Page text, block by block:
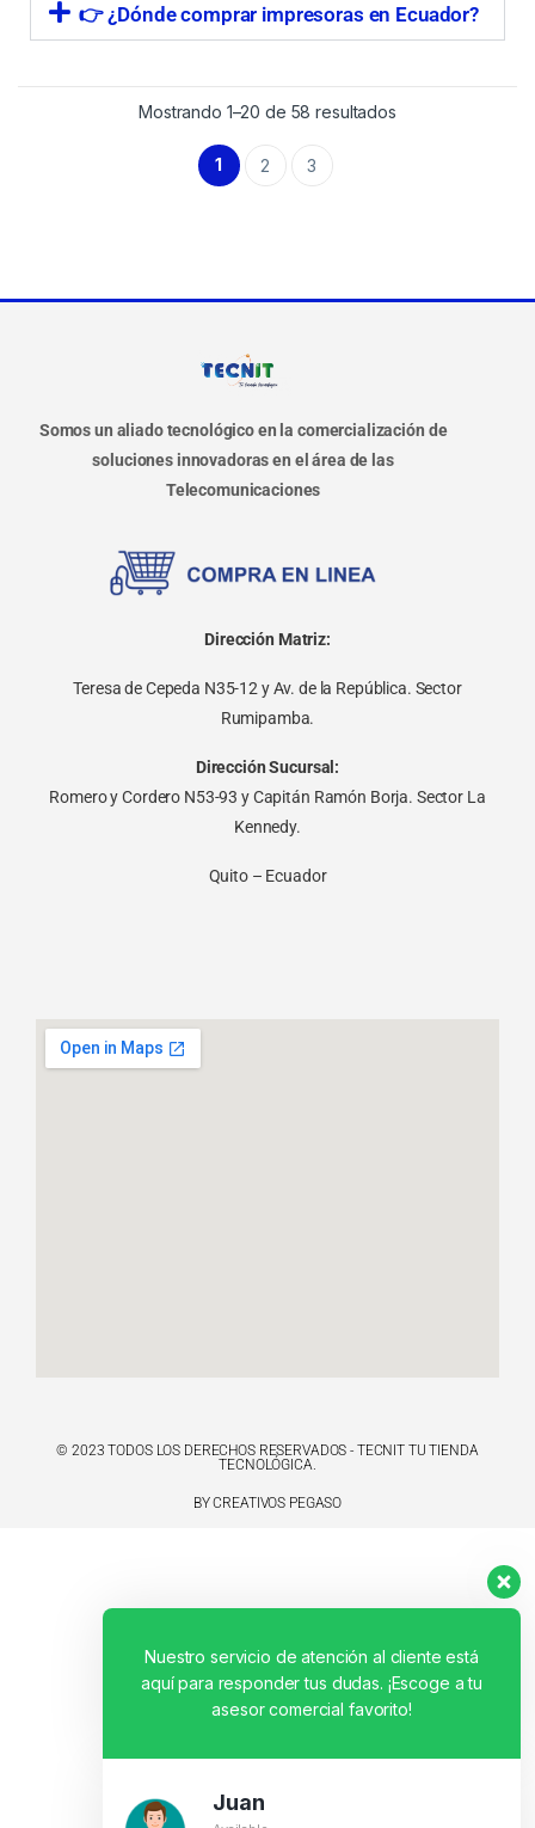
👉 ¿Dónde comprar impresoras en Ecuador?
Mostrando 1–20 de 58 resultados
1 2 3
Somos un aliado tecnológico en la comercialización de
soluciones innovadoras en el área de las
Telecomunicaciones
Dirección Matriz:
Teresa de Cepeda N35-12 y Av. de la República. Sector
Rumipamba.
Dirección Sucursal:
Romero y Cordero N53-93 y Capitán Ramón Borja. Sector La
Kennedy.
Quito – Ecuador
© 2023 TODOS LOS DERECHOS RESERVADOS - TECNIT TU TIENDA
TECNOLÓGICA.
BY CREATIVOS PEGASO
Nuestro servicio de atención al cliente está
aquí para responder tus dudas. ¡Escoge a tu
asesor comercial favorito!
Juan